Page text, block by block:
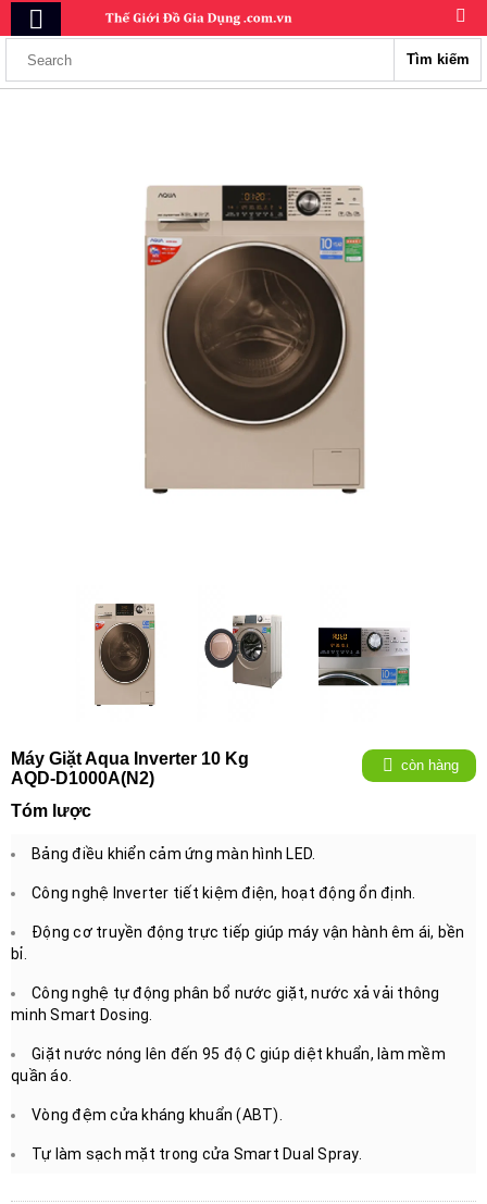
Tìm kiếm
Máy Giặt Aqua Inverter 10 Kg
AQD-D1000A(N2)
còn hàng
Tóm lược
Bảng điều khiển cảm ứng màn hình LED.
Công nghệ Inverter tiết kiệm điện, hoạt động ổn định.
Động cơ truyền động trực tiếp giúp máy vận hành êm ái, bền
bỉ.
Công nghệ tự động phân bổ nước giặt, nước xả vải thông
minh Smart Dosing.
Giặt nước nóng lên đến 95 độ C giúp diệt khuẩn, làm mềm
quần áo.
Vòng đệm cửa kháng khuẩn (ABT).
Tự làm sạch mặt trong cửa Smart Dual Spray.